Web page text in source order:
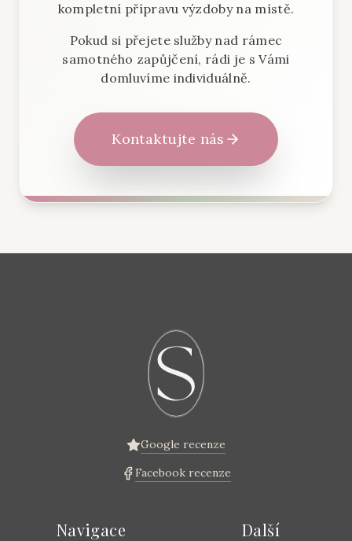
kompletní přípravu výzdoby na místě.
Pokud si přejete služby nad rámec
samotného zapůjčení, rádi je s Vámi
domluvíme individuálně.
Kontaktujte nás
Google recenze
Facebook recenze
Navigace Další